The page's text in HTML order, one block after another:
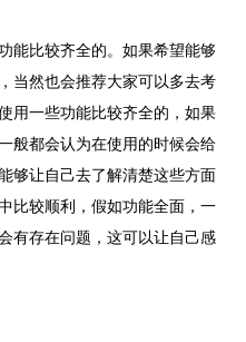
能比较齐全的。如果希望能够
当然也会推荐大家可以多去考
用一些功能比较齐全的，如果
般都会认为在使用的时候会给
够让自己去了解清楚这些方面
比较顺利，假如功能全面，一
有存在问题，这可以让自己感